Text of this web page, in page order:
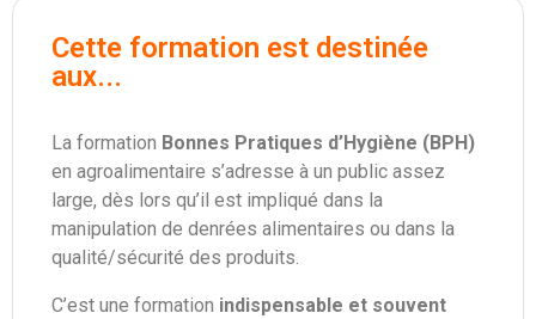
Cette formation est destinée
aux...
La formation Bonnes Pratiques d’Hygiène (BPH)
en agroalimentaire s’adresse à un public assez
large, dès lors qu’il est impliqué dans la
manipulation de denrées alimentaires ou dans la
qualité/sécurité des produits.
C’est une formation indispensable et souvent